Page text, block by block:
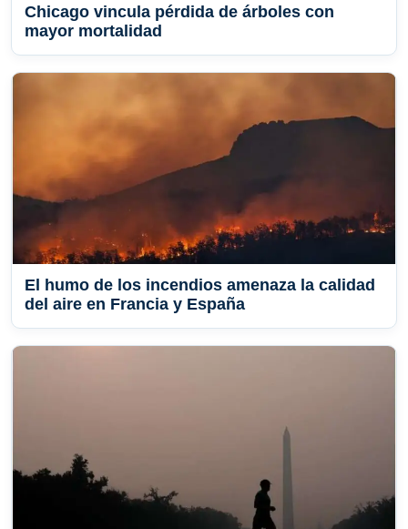
Chicago vincula pérdida de árboles con
mayor mortalidad
El humo de los incendios amenaza la calidad
del aire en Francia y España